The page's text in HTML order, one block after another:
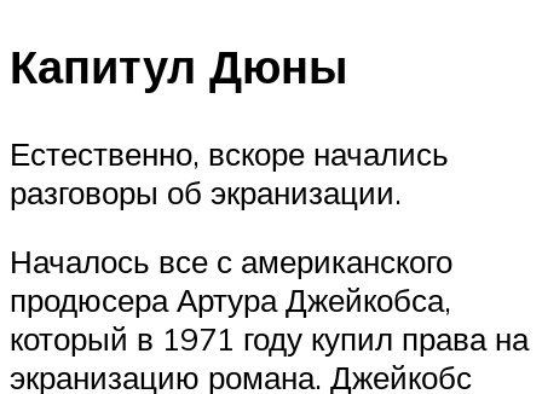
Капитул Дюны
Естественно, вскоре начались
разговоры об экранизации.
Началось все с американского
продюсера Артура Джейкобса,
который в 1971 году купил права на
экранизацию романа. Джейкобс